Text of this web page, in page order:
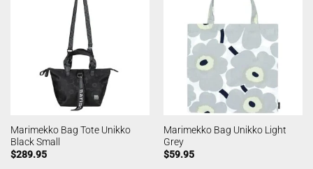
Marimekko Bag Tote Unikko
Black Small
$289.95
Marimekko Bag Unikko Light
Grey
$59.95